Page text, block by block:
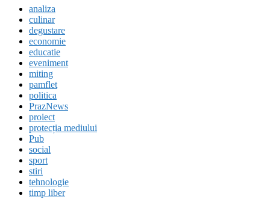
analiza
culinar
degustare
economie
educatie
eveniment
miting
pamflet
politica
PrazNews
proiect
protecția mediului
Pub
social
sport
stiri
tehnologie
timp liber